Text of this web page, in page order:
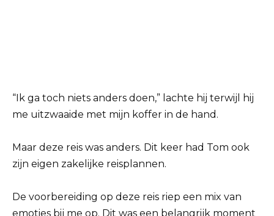
“Ik ga toch niets anders doen,” lachte hij terwijl hij
me uitzwaaide met mijn koffer in de hand.
Maar deze reis was anders. Dit keer had Tom ook
zijn eigen zakelijke reisplannen.
De voorbereiding op deze reis riep een mix van
emoties bij me op. Dit was een belangrijk moment